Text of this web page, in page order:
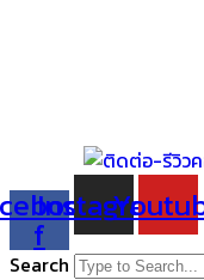
f
Instagram
Search